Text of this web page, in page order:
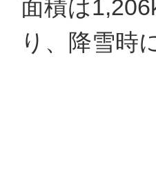
面積は
り、降雪時